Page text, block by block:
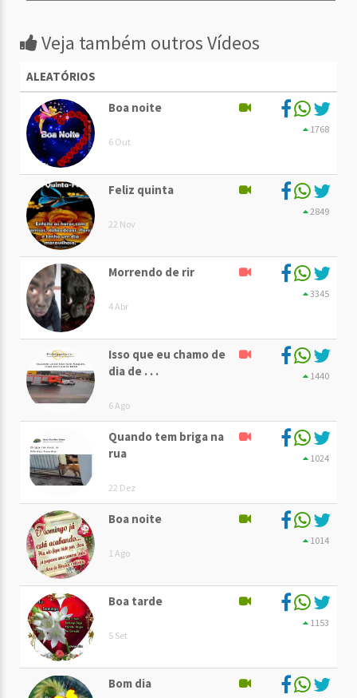
Veja também outros Vídeos
ALEATÓRIOS
Boa noite
6 Out
1768
Feliz quinta
22 Nov
2849
Morrendo de rir
4 Abr
3345
Isso que eu chamo de
dia de . . .
6 Ago
1440
Quando tem briga na
rua
22 Dez
1024
Boa noite
1 Ago
1014
Boa tarde
5 Set
1153
Bom dia